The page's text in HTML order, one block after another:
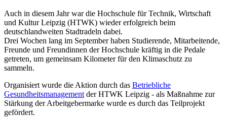
Auch in diesem Jahr war die Hochschule für Technik, Wirtschaft
und Kultur Leipzig (HTWK) wieder erfolgreich beim
deutschlandweiten Stadtradeln dabei.
Drei Wochen lang im September haben Studierende, Mitarbeitende,
Freunde und Freundinnen der Hochschule kräftig in die Pedale
getreten, um gemeinsam Kilometer für den Klimaschutz zu
sammeln.
Organisiert wurde die Aktion durch das Betriebliche
Gesundheitsmanagement der HTWK Leipzig - als Maßnahme zur
Stärkung der Arbeitgebermarke wurde es durch das Teilprojekt
gefördert.